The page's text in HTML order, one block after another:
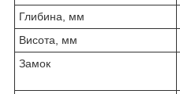
Глибина, мм
Висота, мм
Замок